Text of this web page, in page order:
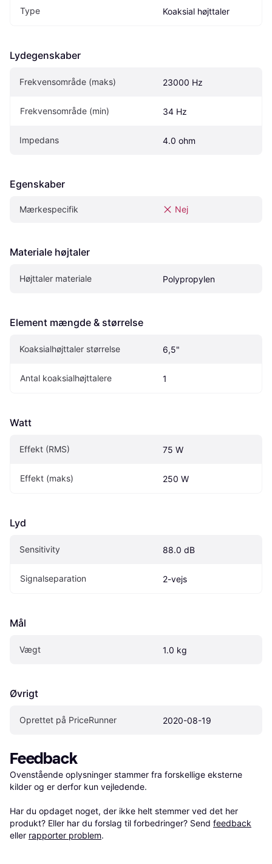
Type Koaksial højttaler
Lydegenskaber
Frekvensområde (maks) 23000 Hz
Frekvensområde (min) 34 Hz
Impedans 4.0 ohm
Egenskaber
Mærkespecifik Nej
Materiale højtaler
Højttaler materiale Polypropylen
Element mængde & størrelse
Koaksialhøjttaler størrelse 6,5"
Antal koaksialhøjttalere 1
Watt
Effekt (RMS) 75 W
Effekt (maks) 250 W
Lyd
Sensitivity 88.0 dB
Signalseparation 2-vejs
Mål
Vægt 1.0 kg
Øvrigt
Oprettet på PriceRunner 2020-08-19
Feedback
Ovenstående oplysninger stammer fra forskellige eksterne
kilder og er derfor kun vejledende.
Har du opdaget noget, der ikke helt stemmer ved det her
produkt? Eller har du forslag til forbedringer? Send feedback
eller rapporter problem.